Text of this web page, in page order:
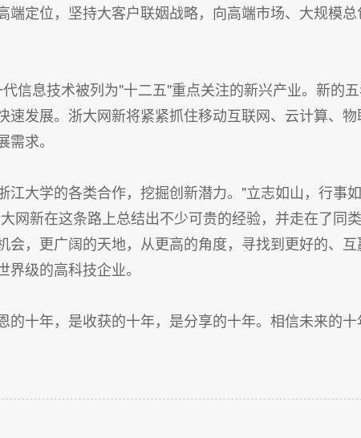
端定位，坚持大客户联姻战略，向高端市场、大规模
信息技术被列为"十二五"重点关注的新兴产业。新的
速发展。浙大网新将紧紧抓住移动互联网、云计算、
求。
江大学的各类合作，挖掘创新潜力。"立志如山，行事
网新在这条路上总结出不少可贵的经验，并走在了同
会，更广阔的天地，从更高的角度，寻找到更好的、
级的高科技企业。
的十年，是收获的十年，是分享的十年。相信未来的